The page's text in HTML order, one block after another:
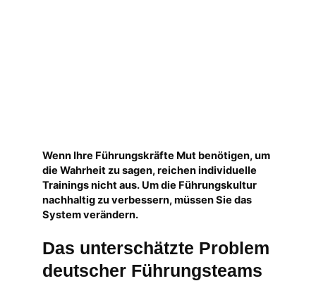
Wenn Ihre Führungskräfte Mut benötigen, um
die Wahrheit zu sagen, reichen individuelle
Trainings nicht aus. Um die Führungskultur
nachhaltig zu verbessern, müssen Sie das
System verändern.
Das unterschätzte Problem
deutscher Führungsteams